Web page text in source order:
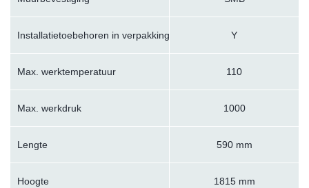
Installatietoebehoren in verpakking Y
Max. werktemperatuur 110
Max. werkdruk 1000
Lengte 590 mm
Hoogte 1815 mm